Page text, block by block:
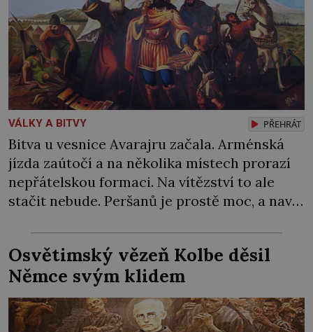
VÁLKY A BITVY PŘEHRÁT
Bitva u vesnice Avarajru začala. Arménská
jízda zaútočí a na několika místech prorazí
nepřátelskou formaci. Na vítězství to ale
stačit nebude. Peršanů je prostě moc, a navíc
obávané válečné slony! Arménie jako první
země na světě přijala křesťanství za státní
náboženství. Stalo se tak roku 301 během
vlády arménského krále […]
Osvětimský vězeň Kolbe děsil
Němce svým klidem